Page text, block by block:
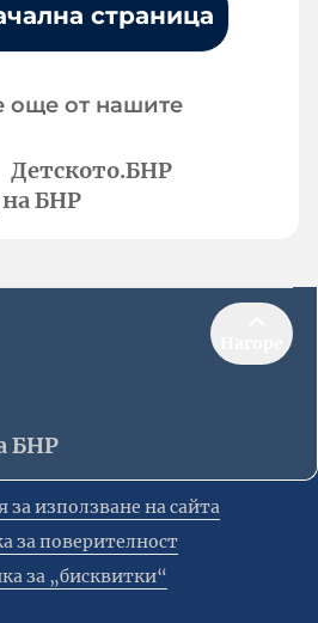
страница
още от нашите
Детското.БНР
БНР
БНР
за използване на сайта
за поверителност
за „бисквитки“